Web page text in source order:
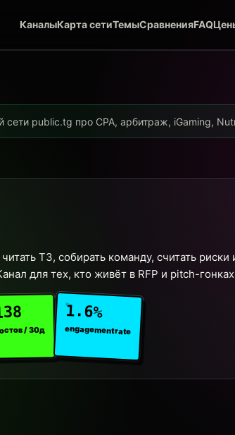
КаналыКарта сетиТемыСравненияFAQ
сети public.tg про CPA, арбитраж, iGaming,
ТЗ, собирать команду, считать риски
для тех, кто живёт в RFP и pitch-
/ 30д
1.6%
engagement rate